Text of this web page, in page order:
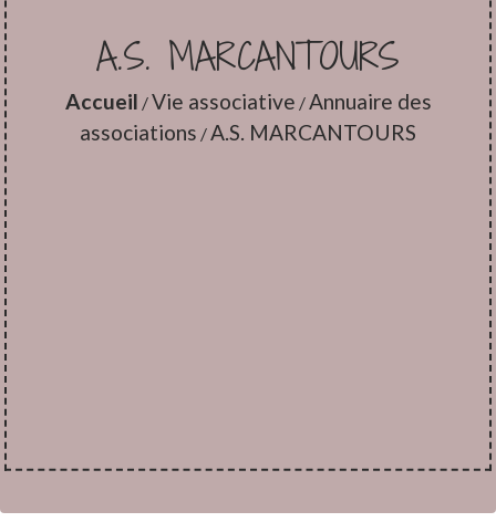
A.S. MARCANTOURS
Accueil /Vie associative /Annuaire des
associations /A.S. MARCANTOURS